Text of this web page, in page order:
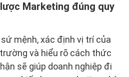
Marketing đúng quy
mệnh, xác định vị trí của
và hiểu rõ cách thức
sẽ giúp doanh nghiệp đi